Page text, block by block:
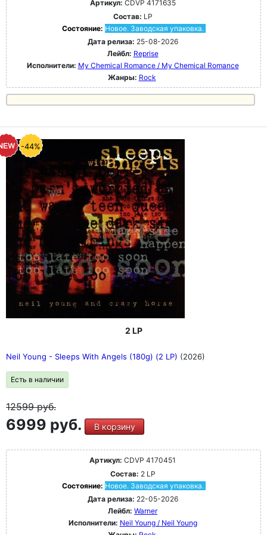
Артикул: CDVP 4171635
Состав: LP
Состояние: Новое. Заводская упаковка.
Дата релиза: 25-08-2026
Лейбл: Reprise
Исполнители: My Chemical Romance / My Chemical Romance
Жанры: Rock
-44%
2 LP
Neil Young - Sleeps With Angels (180g) (2 LP) (2026)
Есть в наличии
12599руб.
6999 руб. В корзину
Артикул: CDVP 4170451
Состав: 2 LP
Состояние: Новое. Заводская упаковка.
Дата релиза: 22-05-2026
Лейбл: Warner
Исполнители: Neil Young / Neil Young